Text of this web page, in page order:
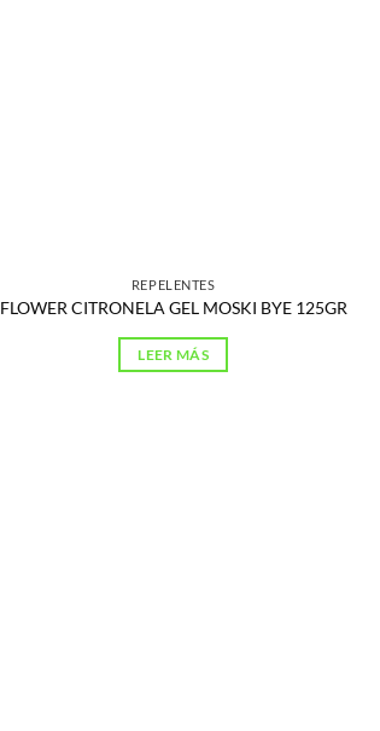
REPELENTES
FLOWER CITRONELA GEL MOSKI BYE 125GR
LEER MÁS